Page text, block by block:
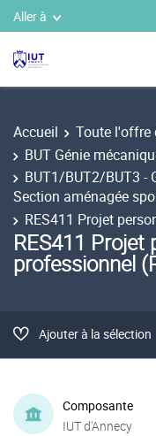
Aller à
Accueil Toute l'offre
BUT Génie
BUT1/BUT2/BUT3 -
Section aménagée
RES411 Projet
RES411 Projet
professionnel
Ajouter à la sélection
Composante
IUT d'Annecy